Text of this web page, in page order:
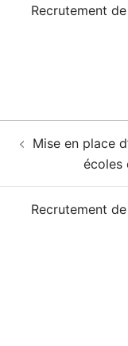
Recrutement
d’article
Mise en place
écoles
Recrutement